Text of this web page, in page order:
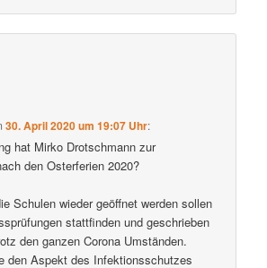
30. April 2020 um 19:07 Uhr:
hat Mirko Drotschmann zur
den Osterferien 2020?
Schulen wieder geöffnet werden sollen
stattfinden und geschrieben
den ganzen Corona Umständen.
den Aspekt des Infektionsschutzes